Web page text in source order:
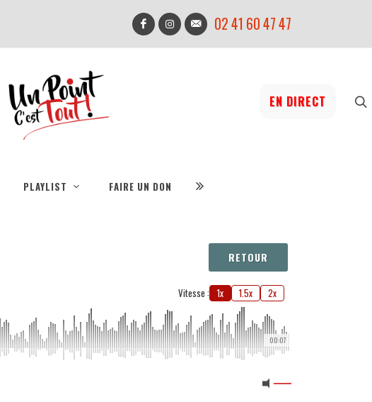
02 41 60 47 47
EN DIRECT
PLAYLIST FAIRE UN DON
RETOUR
Vitesse : 1x 1.5x 2x
00:07